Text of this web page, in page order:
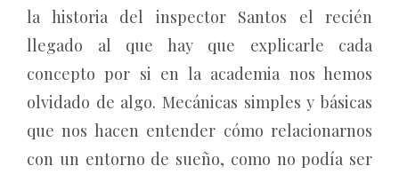
la historia del inspector Santos el recién
llegado al que hay que explicarle cada
concepto por si en la academia nos hemos
olvidado de algo. Mecánicas simples y básicas
que nos hacen entender cómo relacionarnos
con un entorno de sueño, como no podía ser